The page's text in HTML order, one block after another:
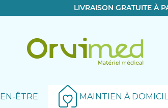
LIVRAISON GRATUITE À
ÊTRE MAINTIEN À